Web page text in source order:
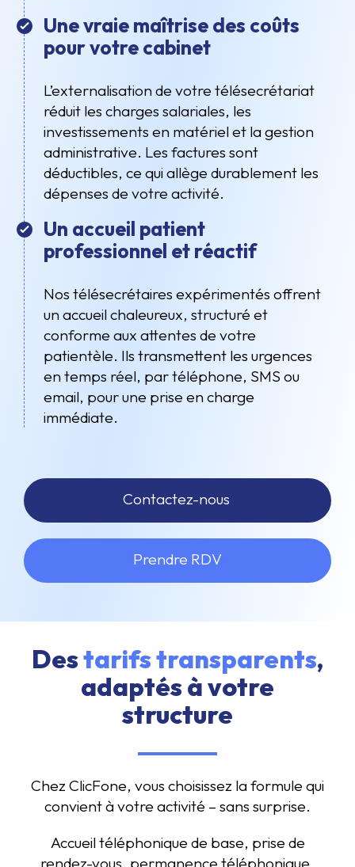
Une vraie maîtrise des coûts
pour votre cabinet
L’externalisation de votre télésecrétariat
réduit les charges salariales, les
investissements en matériel et la gestion
administrative. Les factures sont
déductibles, ce qui allège durablement les
dépenses de votre activité.
Un accueil patient
professionnel et réactif
Nos télésecrétaires expérimentés offrent
un accueil chaleureux, structuré et
conforme aux attentes de votre
patientèle. Ils transmettent les urgences
en temps réel, par téléphone, SMS ou
email, pour une prise en charge
immédiate.
Contactez-nous
Prendre RDV
Destarifs transparents,
adaptés à votre
structure
Chez ClicFone, vous choisissez la formule qui
convient à votre activité – sans surprise.
Accueil téléphonique de base, prise de
rendez-vous, permanence téléphonique,